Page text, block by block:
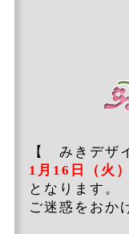
【 みきデザ
1月16日（火
となります。
ご迷惑をおか